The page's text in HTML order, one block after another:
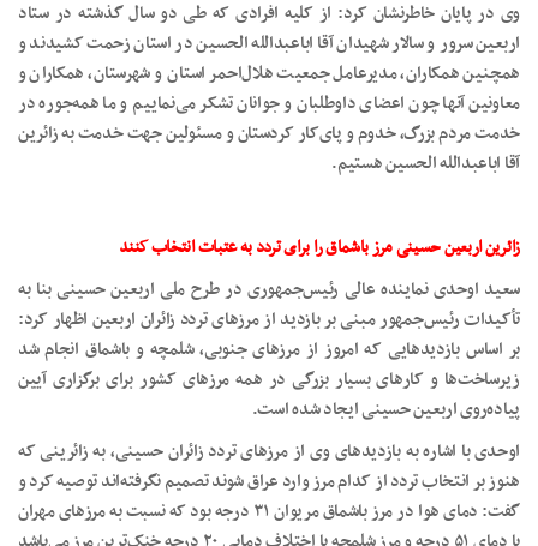
وی در پایان خاطرنشان کرد: از کلیه افرادی که طی دو سال گذشته در ستاد
اربعین سرور و سالار شهیدان آقا اباعبدالله الحسین در استان زحمت کشیدند و
همچنین همکاران، مدیرعامل جمعیت هلال‌احمر استان و شهرستان، همکاران و
معاونین آنها چون اعضای داوطلبان و جوانان تشکر می‌نماییم و ما همه‌جوره در
خدمت مردم بزرگ، خدوم و پای‌کار کردستان و مسئولین جهت خدمت به زائرین
آقا اباعبدالله الحسین هستیم.
زائرین اربعین حسینی مرز باشماق را برای تردد به عتبات انتخاب کنند
سعید اوحدی نماینده عالی رئیس‌جمهوری در طرح ملی اربعین حسینی بنا به
تأکیدات رئیس‌جمهور مبنی بر بازدید از مرزهای تردد زائران اربعین اظهار کرد:
بر اساس بازدیدهایی که امروز از مرزهای جنوبی، شلمچه و باشماق انجام شد
زیرساخت‌ها و کارهای بسیار بزرگی در همه مرزهای کشور برای برگزاری آیین
پیاده‌روی اربعین حسینی ایجاد شده است.
اوحدی با اشاره به بازدیدهای وی از مرزهای تردد زائران حسینی، به زائرینی که
هنوز بر انتخاب تردد از کدام مرز وارد عراق شوند تصمیم نگرفته‌اند توصیه کرد و
گفت: دمای هوا در مرز باشماق مریوان ۳۱ درجه بود که نسبت به مرزهای مهران